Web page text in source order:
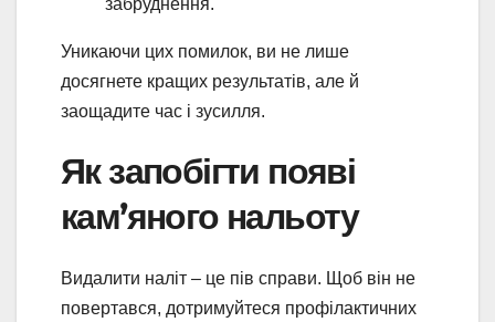
забруднення.
Уникаючи цих помилок, ви не лише
досягнете кращих результатів, але й
заощадите час і зусилля.
Як запобігти появі
кам’яного нальоту
Видалити наліт – це пів справи. Щоб він не
повертався, дотримуйтеся профілактичних